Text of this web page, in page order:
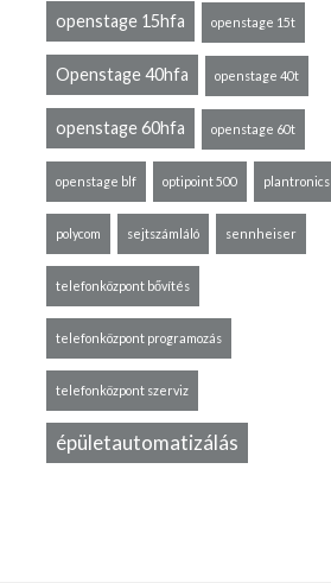
openstage 15hfa openstage 15t
Openstage 40hfa openstage 40t
openstage 60hfa openstage 60t
openstage blf optipoint 500 plantronics
polycom sejtszámláló sennheiser
telefonközpont bővítés
telefonközpont programozás
telefonközpont szerviz
épületautomatizálás